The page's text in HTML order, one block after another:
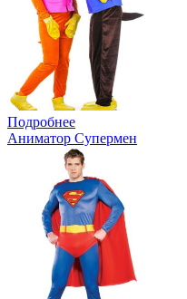
Подробнее
Аниматор Супермен